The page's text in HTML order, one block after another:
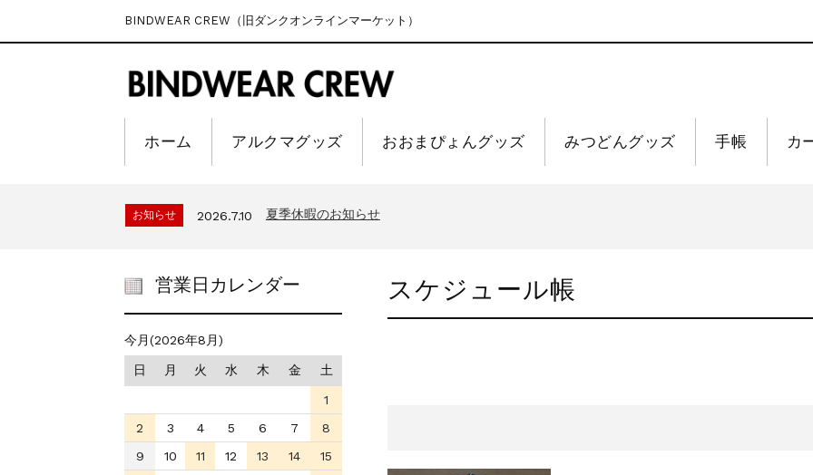
BINDWEAR CREW（旧ダンクオンラインマーケット）
ホーム アルクマグッズ おおまぴょんグッズ みつどんグッズ 手帳 カ
お知らせ 2026.7.10 夏季休暇のお知らせ
スケジュール帳
営業日カレンダー
今月(2026年8月)
日 月 火 水 木 金 土
1
2
3 4 5 6 7
8
9
10 11 12 13 14
15